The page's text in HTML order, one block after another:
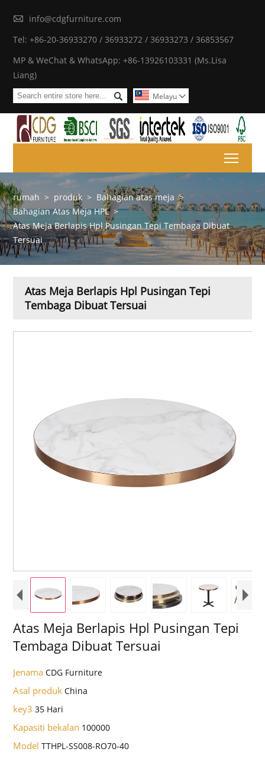

info@cdgfurniture.com
Tel: +86-20-36933270 / 36933272 / 36933273 / 36853567
MP & WeChat & WhatsApp: +86-13926103331 (Ms.Lisa
Liang)
 Melayu 
rumah > produk > Bahagian atas meja >
Bahagian Atas Meja HPL >
Atas Meja Berlapis Hpl Pusingan Tepi Tembaga Dibuat
Tersuai
Atas Meja Berlapis Hpl Pusingan Tepi
Tembaga Dibuat Tersuai
Atas Meja Berlapis Hpl Pusingan Tepi
Tembaga Dibuat Tersuai
JenamaCDG Furniture
Asal produkChina
key335 Hari
Kapasiti bekalan 100000
ModelTTHPL-SS008-RO70-40